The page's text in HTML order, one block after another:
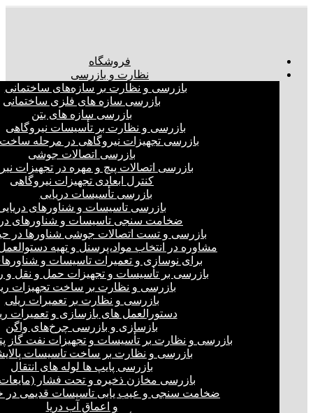
فروشگاه
نظارت و بازرسی
بازرسی و نظارت بر سازه‌های ساختمانی
بازرسی سازه های فلزی ساختمانی
بازرسی سازه های بتن
بازرسی و نظارت بر تأسیسات نیروگاهی
بازرسی تجهیزات نیروگاهی در مرحله
بازرسی اتصالات جوشی
بازرسی اتصالات پیچ و مهره در تجهیزات
کنترل ابعادی تجهیزات نیروگاهی
بازرسی تأسیسات دریایی
بازرسی تاسیسات و شناورهای
ضخامت سنجی تاسیسات و شناورهای
بازرسی و تست اتصالات جوشی شناورها در
مشاوره در انتخاب مواد،پرسنل و تهیه
برای نوسازی و تعمیرات تاسیسات و
بازرسی بر تأسیسات و تجهیزات حمل و نقل و
بازرسی و نظارت بر ساخت تجهیزات
بازرسی و نظارت بر تعمیرات ریلی
دستورالعمل های بازسازی و تعمیرات
بازسازی و بازرسی چرخ‌های واگن
بازرسی و نظارت بر تأسیسات و تجهیزات نفت گاز
بازرسی و نظارت بر ساخت تاسیسات
بازرسی پایپ ها لوله های انتقال
بازرسی مخازن ذخیره و تحت فشار
ضخامت سنجی و عیب یابی تاسیسات قدیمی در
و اعماق آب دریا